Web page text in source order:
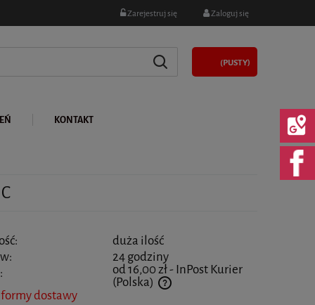
Zarejestruj się Zaloguj się
(PUSTY)
KONTAKT
duża ilość
24 godziny
od 16,00 zł- InPost Kurier
(Polska)
dostawy